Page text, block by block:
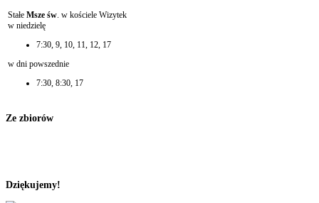
Stałe Msze św. w kościele Wizytek
w niedzielę
7:30, 9, 10, 11, 12, 17
w dni powszednie
7:30, 8:30, 17
Ze zbiorów
Dziękujemy!